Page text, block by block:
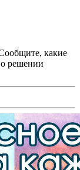
какие
решении